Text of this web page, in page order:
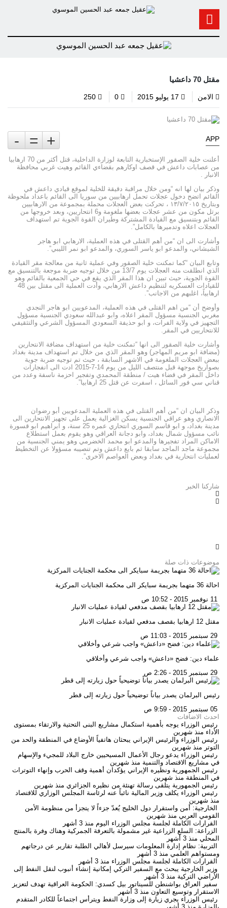
مقتل 70 داعشيا
الامن
APP
+
=
-
أعلنت خلية الصقور الإستخبارية التابعة لوزارة الداخلية، قتل أكثر من 70 ارهابيا
من عصابات داعش في قصف اوكارهم بقضاءي القائم وهيت غربي محافظة
الانبار .
وذكر بيان لها انه “ومن خلال مراقبة دقيقة للخلية لموقع قيادي داعش في
القائم اتضح دخول عجلات تحمل ارهابيين من سوريا الى القائم باعداد ملحوظة
وبتاريخ ١٣/٧/٢٠١٥ ، تحركت بعض العجلات محملة بمجموعة من الارهابيين
برتل مكون من عشر عجلات بعضها ملغومة و6 انتحاريين، وبعد خروجها من
القائم وبتنسيق مع القيادة المشتركة وطيران القوة الجوية تم استهداف
العجلات اعلاه وتدميرها بالكامل”.
وأشارت الى ان “من أهم القتلى في هذه العملية، اﻻرهابي ابو هاجر
الشيشاني، والمدعو ابو ياسر السوري، والمدعو ابو نمر الليبي”.
وتابع البيان “كما تمكنت خلية الصقور وفي عملية ثانية من معالجة مقر القيادة
الذي انطلقت منه العجلات يوم 13/7 من خلال توجيه ضربة موجعة بالتنسيق مع
القوة الجوية، حيث تبين ان هذا المقر الذي يقع في حي الجمعية بالقائم وهو
للقيادات العسكريه لتنظيم داعش الارهابي، وأدت العملية الى مقتل بين 48
ارهابياً، اغلبهم من الاجانب”.
وأوضح أن “من اهم القتلى في هذه العملية، المدعويين ابو هاجر النجدي
مغربي الجنسية مسؤول المقر اعلاه، وابو عبدالله سعودي الجنسية مسؤول
التجهيز في ولاية الفرات، و ابو حذيفة السعودي المسؤول الشرعي والتثقيفي
للانتحاريين في المقر.
وأشارت خلية الصقور الى انها “تمكنت خلية من استهداف مضافة الانتحارين
(مضافة ابو مريم المهاجر) وهو المقر الذي من خلال تم استهداف مدينة بغداد
ببعض العجلات الملغومة في الاشهر السابقة ، حيث تم توجيه ضربة جوية
بصواريخ موجهة قبل منتصف الليل من يوم 14-7-2015 ادت الى انفجارات
داخل المقر في قضاء هيت / منطقة المحمدي وتفجير احزمة ناسفة وعدد من
قناني سي فور السائل ، اسفرت عن قتل 25 ارهابيا”.
وذكر البيان ان “من أهم القتلى في هذه العملية المدعويين أبو رضوان
الانصاري وهو عراقي الجنسية يسكن الغزالية يعمل على تجهيز الانتحارين الى
مدينة بغداد، و ابو قاسم السوري انتحاري عمره 25 سنة، و ابراهيم ابو قسورة
نائب مسؤول شمال بغداد، وابو دجانة العراقي وهو يقوم بعمل استطلاع
الاماكن المراد تفجيرها والمدعو ابو محمد الخضرمي وهو يمني الجنسية من
مجموعة ماجد الماجد سابقا ثم بايع داعش وتم تنصيبه مسؤولا عن التخطيط
لعمليات انتحارية في بغداد وبعض العواصم الاخرى”.
شاركنا الخبر
موضوعات ذات صلة
احالة 36 متهما بجريمة سبايكر الى محكمة الجنايات المركزية
مقتل 12 ارهابيا بقصف مدفعي لقيادة عمليات الانبار
علماء دين: فضح «داعش» واجب شرعي وأخلاقي
رئيس البرلمان يصدر بياناً توضيحياً حول زيارته إلى قطر
احدث الاضافات
رئيس الوزراء يوجه بأهمية استكمال مشاريع البنى التحتية والارتقاء بمستوى
الأداء منذ شهرين
رئيس الوزراء والرئيس الإيراني يبحثان هاتفياً الأوضاع في المنطقة والحد من
التوتر منذ شهرين
رئيس الوزراء يدعو رجال الأعمال المسيحيين خارج البلاد للمجيء والإسهام
في مشاريع الاقتصاد والتنمية منذ شهرين
رئيس الجمهورية ونظيره الإيراني يؤكدان أهمية وقف الحرب وإنهاء التوترات
في المنطقة منذ شهرين
رئيس الجمهورية يتلقى رسالة تهنئة من نظيره الجزائري منذ شهرين
رئيس الوزراء يكلف وزير المالية نائباً عنه لرئاسة المجلس الوزاري للاقتصاد
منذ شهرين
الخارجية: أمن واستقرار دول الخليج يُعدّ جزءاً لا يتجزأ من منظومة الأمن
القومي العربي منذ شهرين
القرارات الكاملة لجلسة مجلس الوزراء اليوم منذ 3 أشهر
الزراعة: السلع الزراعية غير مشمولة بالتعرفة الجمركية وهناك وفرة بالمنتج
المحلي منذ 3 أشهر
التربية: نظام إدارة المعلومات سيرسل لأهالي الطلبة تقارير عن درجاتهم
ومستواهم العلمي منذ 3 أشهر
القرارات الكاملة لجلسة مجلس الوزراء منذ 3 أشهر
وزير الخارجية يبحث مع السفير التركي إمكانية إنشاء أنبوب لنقل النفط إلى
الأراضي التركية منذ 3 أشهر
سفير العراق بواشنطن للسيناتور بيل كسدي: الحكومة العراقية تهدف لتعزيز
الاستقرار وتوسيع التعاون منذ 3 أشهر
رئيس الوزراء يجري زيارة إلى وزارة النفط ويترأس اجتماعاً للكادر المتقدم